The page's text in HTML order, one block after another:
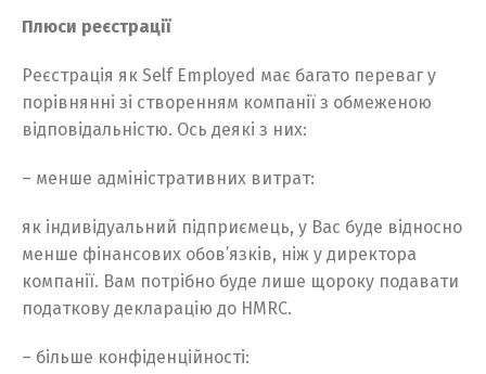
Плюси реєстрації
Реєстрація як Self Employed має багато переваг у
порівнянні зі створенням компанії з обмеженою
відповідальністю. Ось деякі з них:
– менше адміністративних витрат:
як індивідуальний підприємець, у Вас буде відносно
менше фінансових обов’язків, ніж у директора
компанії. Вам потрібно буде лише щороку подавати
податкову декларацію до HMRC.
– більше конфіденційності: